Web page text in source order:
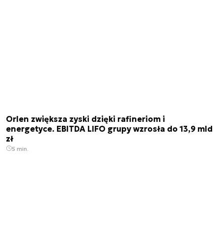
Orlen zwiększa zyski dzięki rafineriom i
energetyce. EBITDA LIFO grupy wzrosła do 13,9 mld
zł
5 min.